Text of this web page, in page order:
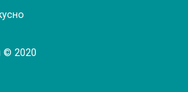
© 2020